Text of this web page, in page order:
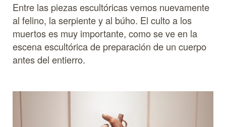
Entre las piezas escultóricas vemos nuevamente
al felino, la serpiente y al búho. El culto a los
muertos es muy importante, como se ve en la
escena escultórica de preparación de un cuerpo
antes del entierro.